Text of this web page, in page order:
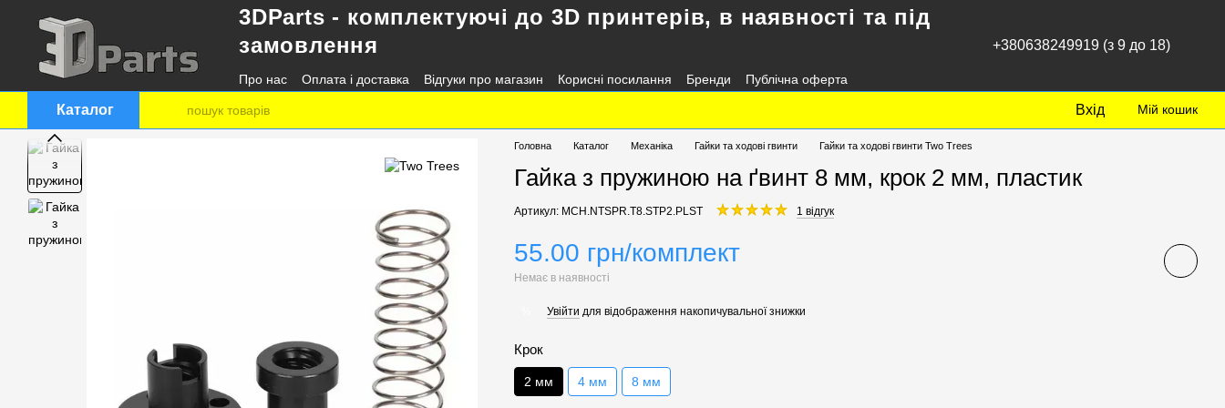
3DParts - комплектуючі до 3D принтерів, в наявності та під
замовлення
Про нас Оплата і доставка Відгуки про магазин Корисні посилання Бренди
Публічна оферта
+380638249919 (з 9 до 18)
Каталог Вхід Мій кошик
Головна Каталог Механіка Гайки та ходові гвинти Гайки та ходові гвинти Two Trees
Гайка з пружиною на ґвинт 8 мм, крок 2 мм, пластик
Артикул: MCH.NTSPR.T8.STP2.PLST 1 відгук
55.00 грн/комплект
Немає в наявності
Увійти для відображення накопичувальної знижки
Крок
2 мм 4 мм 8 мм